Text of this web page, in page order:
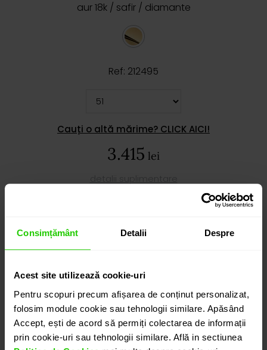
Consimțământ Detalii Despre
Acest site utilizează cookie-uri
Pentru scopuri precum afișarea de conținut personalizat,
folosim module cookie sau tehnologii similare. Apăsând
Accept, ești de acord să permiți colectarea de informații
prin cookie-uri sau tehnologii similare. Află in sectiunea
aur 18k / safir / diamante
Ref: 212495
Cauți o altă mărime? CLICK AICI!
3.415 lei
ADAUGĂ ÎN COȘ
PROGRAMEAZĂ O ÎNTÂLNIRE
DETALII